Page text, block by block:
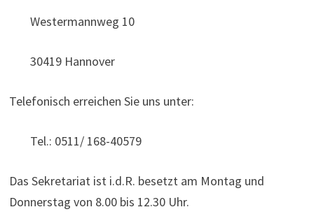
Westermannweg 10
30419 Hannover
Telefonisch erreichen Sie uns unter:
Tel.: 0511/ 168-40579
Das Sekretariat ist i.d.R. besetzt am Montag und
Donnerstag von 8.00 bis 12.30 Uhr.